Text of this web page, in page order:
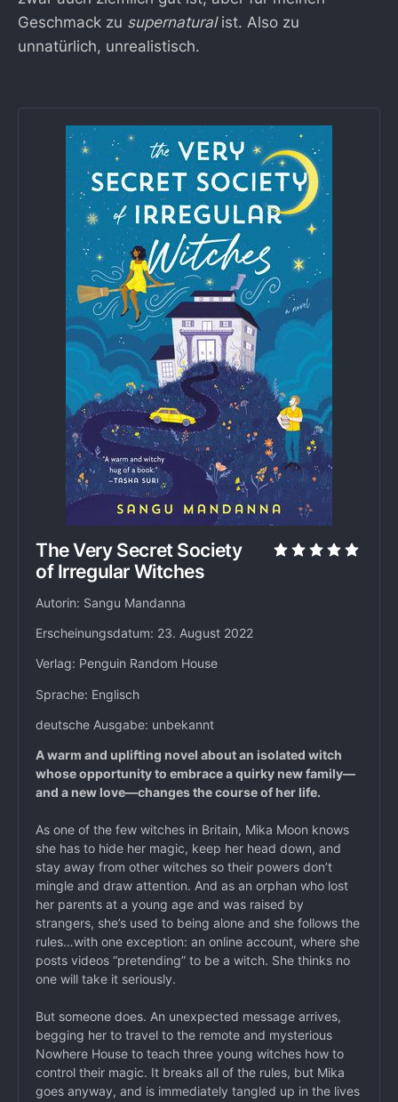
Geschmack zu supernaturalist. Also zu
unnatürlich, unrealistisch.
The Very Secret Society
of Irregular Witches
Autorin: Sangu Mandanna
Erscheinungsdatum: 23. August 2022
Verlag: Penguin Random House
Sprache: Englisch
deutsche Ausgabe: unbekannt
A warm and uplifting novel about an isolated witch
whose opportunity to embrace a quirky new family—
and a new love—changes the course of her life.
As one of the few witches in Britain, Mika Moon knows
she has to hide her magic, keep her head down, and
stay away from other witches so their powers don’t
mingle and draw attention. And as an orphan who lost
her parents at a young age and was raised by
strangers, she’s used to being alone and she follows the
rules…with one exception: an online account, where she
posts videos “pretending” to be a witch. She thinks no
one will take it seriously.
But someone does. An unexpected message arrives,
begging her to travel to the remote and mysterious
Nowhere House to teach three young witches how to
control their magic. It breaks all of the rules, but Mika
goes anyway, and is immediately tangled up in the lives